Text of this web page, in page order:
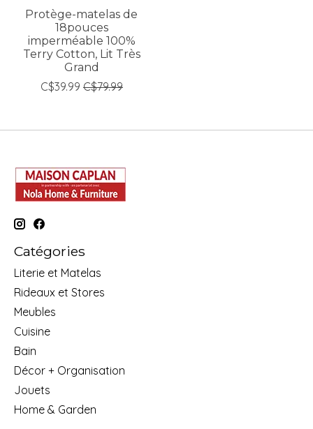
Protège-matelas de
18pouces
imperméable 100%
Terry Cotton, Lit Très
Grand
C$39.99 C$79.99
Catégories
Literie et Matelas
Rideaux et Stores
Meubles
Cuisine
Bain
Décor + Organisation
Jouets
Home & Garden